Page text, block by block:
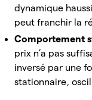
dynamique
peut franchir la
Comportement
prix n’a pas
inversé par une
stationnaire,